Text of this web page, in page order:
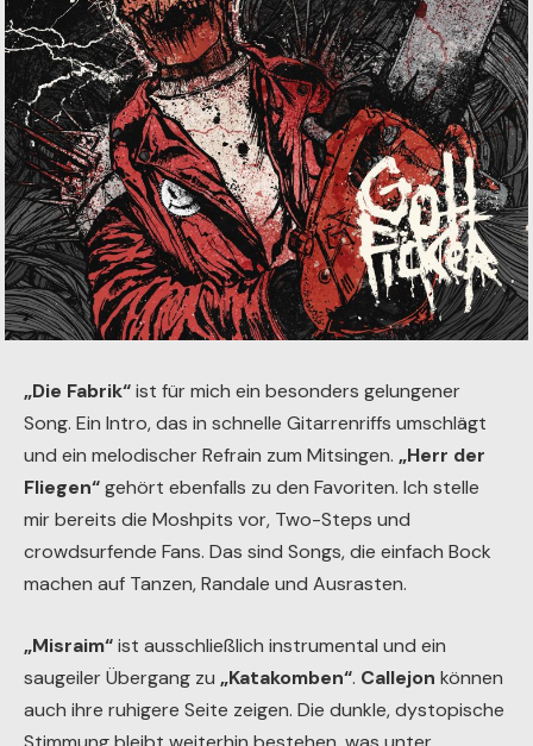
„Die Fabrik“ist für mich ein besonders gelungener
Song. Ein Intro, das in schnelle Gitarrenriffs umschlägt
und ein melodischer Refrain zum Mitsingen. „Herr der
Fliegen“gehört ebenfalls zu den Favoriten. Ich stelle
mir bereits die Moshpits vor, Two-Steps und
crowdsurfende Fans. Das sind Songs, die einfach Bock
machen auf Tanzen, Randale und Ausrasten.
„Misraim“ist ausschließlich instrumental und ein
saugeiler Übergang zu „Katakomben“. Callejon können
auch ihre ruhigere Seite zeigen. Die dunkle, dystopische